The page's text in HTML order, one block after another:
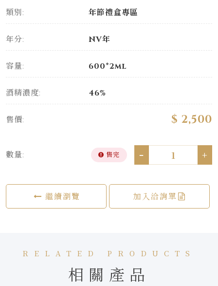
類別: 年節禮盒專區
年分: NV年
容量: 600*2ml
酒精濃度: 46%
售價: $ 2,500
數量: 售完 - +
繼續瀏覽 加入洽詢單
RELATED PRODUCTS
相關產品